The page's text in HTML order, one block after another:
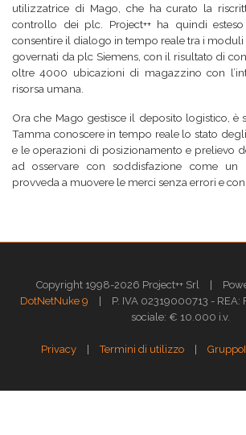
utilizzatrice di Mago, che ha curato la
controllo dei plc. Project++ ha quindi
consentire il dialogo in tempo reale tra i moduli
governati da plc Siemens, con il risultato di
oltre 4000 ubicazioni di magazzino con
risorsa umana.
Ora che Mago gestisce il deposito logistico, è
Tamma conoscere in tempo reale lo stato
e le operazioni di posizionamento e prelievo
ad osservare con soddisfazione come un
provveda a muovere le merci senza errori e con
Copyright 1998-2026 Project++ Srl |
DotNetNuke 9
|
P. IVA 02319000713 - REA:
sociale: € 10.000 i.v.
Privacy | Termini di utilizzo |